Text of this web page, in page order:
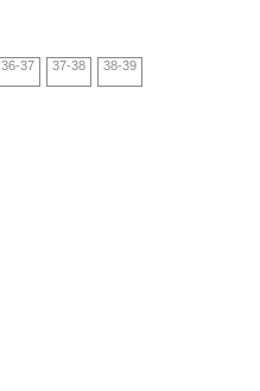
36-37 37-38 38-39